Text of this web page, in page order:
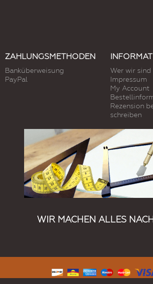
ZAHLUNGSMETHODEN
Banküberweisung
PayPal
Wer wir sind
Impressum
My Account
Rezension
schreiben
WIR MACHEN ALLES
© 2019 Kundenspezifische Produkte. Alle